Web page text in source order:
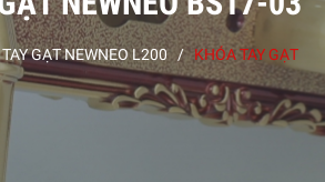
GẠT NEWNEO L200 / KHÓA TAY GẠT